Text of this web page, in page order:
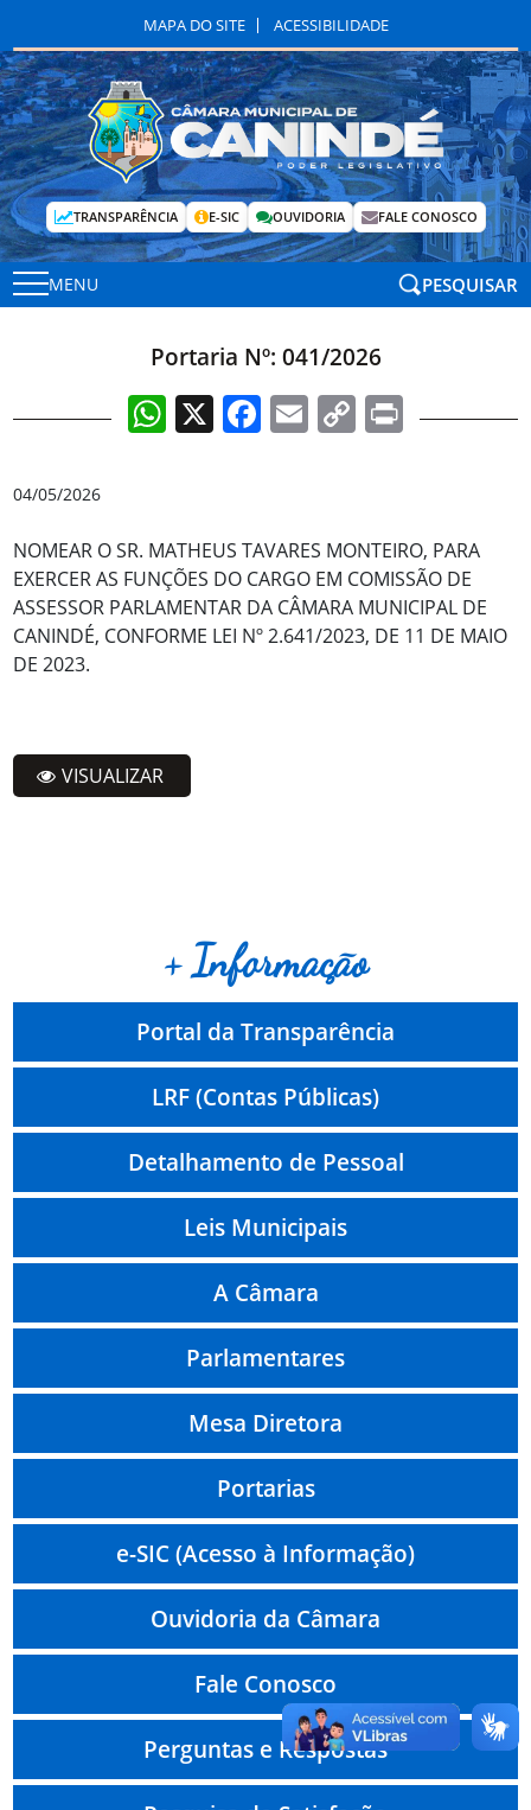
MAPA DO SITE ACESSIBILIDADE
TRANSPARÊNCIA E-SIC OUVIDORIA FALE CONOSCO
MENU PESQUISAR
Portaria Nº: 041/2026
WhatsApp
X Facebook
EmailCopyPrint
04/05/2026
NOMEAR O SR. MATHEUS TAVARES MONTEIRO, PARA
EXERCER AS FUNÇÕES DO CARGO EM COMISSÃO DE
ASSESSOR PARLAMENTAR DA CÂMARA MUNICIPAL DE
CANINDÉ, CONFORME LEI Nº 2.641/2023, DE 11 DE MAIO
DE 2023.
VISUALIZAR
+ Informação
Portal da Transparência
LRF (Contas Públicas)
Detalhamento de Pessoal
Leis Municipais
A Câmara
Parlamentares
Mesa Diretora
Portarias
e-SIC (Acesso à Informação)
Ouvidoria da Câmara
Fale Conosco
Perguntas e Respostas